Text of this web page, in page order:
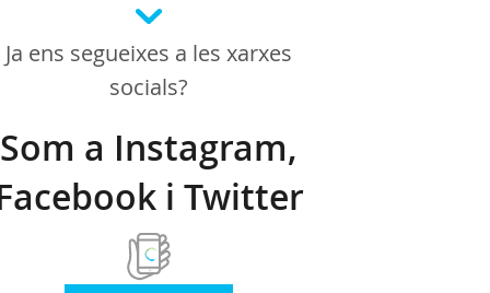
Ja ens segueixes a les xarxes
socials?
Som a Instagram,
i Twitter